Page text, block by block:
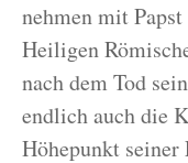
nehmen mit
Heiligen
nach dem Tod
endlich auch die
Höhepunkt